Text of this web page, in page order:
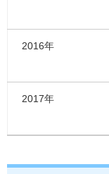
2016年
2017年